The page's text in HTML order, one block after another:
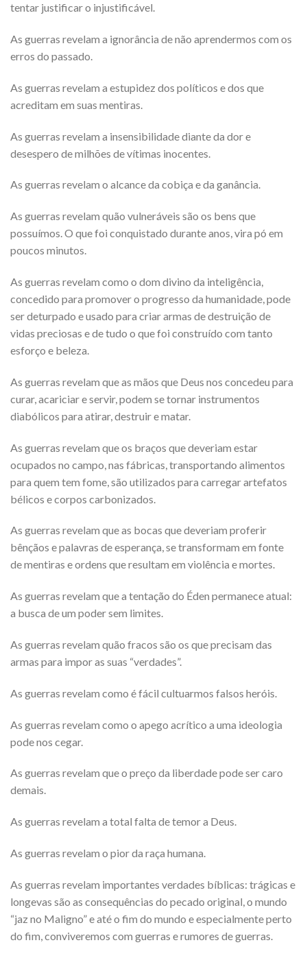
tentar justificar o injustificável.
As guerras revelam a ignorância de não aprendermos com os
erros do passado.
As guerras revelam a estupidez dos políticos e dos que
acreditam em suas mentiras.
As guerras revelam a insensibilidade diante da dor e
desespero de milhões de vítimas inocentes.
As guerras revelam o alcance da cobiça e da ganância.
As guerras revelam quão vulneráveis são os bens que
possuímos. O que foi conquistado durante anos, vira pó em
poucos minutos.
As guerras revelam como o dom divino da inteligência,
concedido para promover o progresso da humanidade, pode
ser deturpado e usado para criar armas de destruição de
vidas preciosas e de tudo o que foi construído com tanto
esforço e beleza.
As guerras revelam que as mãos que Deus nos concedeu para
curar, acariciar e servir, podem se tornar instrumentos
diabólicos para atirar, destruir e matar.
As guerras revelam que os braços que deveriam estar
ocupados no campo, nas fábricas, transportando alimentos
para quem tem fome, são utilizados para carregar artefatos
bélicos e corpos carbonizados.
As guerras revelam que as bocas que deveriam proferir
bênçãos e palavras de esperança, se transformam em fonte
de mentiras e ordens que resultam em violência e mortes.
As guerras revelam que a tentação do Éden permanece atual:
a busca de um poder sem limites.
As guerras revelam quão fracos são os que precisam das
armas para impor as suas “verdades”.
As guerras revelam como é fácil cultuarmos falsos heróis.
As guerras revelam como o apego acrítico a uma ideologia
pode nos cegar.
As guerras revelam que o preço da liberdade pode ser caro
demais.
As guerras revelam a total falta de temor a Deus.
As guerras revelam o pior da raça humana.
As guerras revelam importantes verdades bíblicas: trágicas e
longevas são as consequências do pecado original, o mundo
“jaz no Maligno” e até o fim do mundo e especialmente perto
do fim, conviveremos com guerras e rumores de guerras.